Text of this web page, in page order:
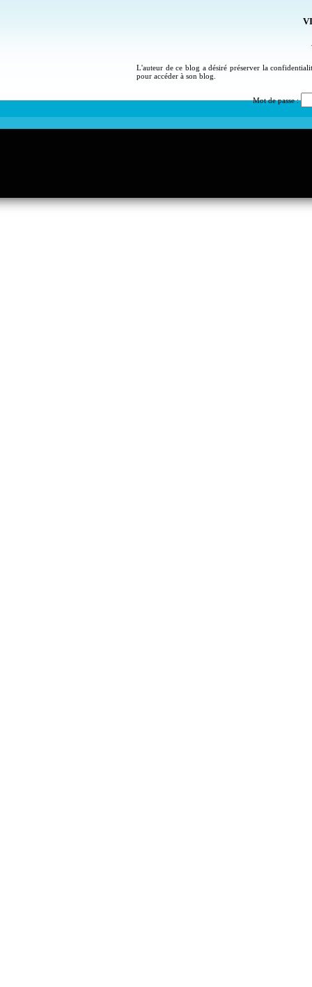
L'auteur de ce blog a désiré préserver la
pour accéder à son blog.
Mot de passe :